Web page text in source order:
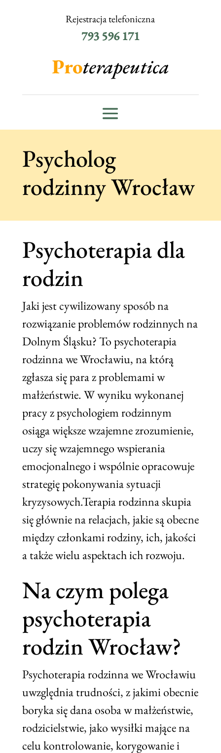
Rejestracja telefoniczna
793 596 171
Psycholog
rodzinny Wrocław
Psychoterapia dla
rodzin
Jaki jest cywilizowany sposób na
rozwiązanie problemów rodzinnych na
Dolnym Śląsku? To psychoterapia
rodzinna we Wrocławiu, na którą
zgłasza się para z problemami w
małżeństwie. W wyniku wykonanej
pracy z psychologiem rodzinnym
osiąga większe wzajemne zrozumienie,
uczy się wzajemnego wspierania
emocjonalnego i wspólnie opracowuje
strategię pokonywania sytuacji
kryzysowych.Terapia rodzinna skupia
się głównie na relacjach, jakie są obecne
między członkami rodziny, ich, jakości
a także wielu aspektach ich rozwoju.
Na czym polega
psychoterapia
rodzin Wrocław?
Psychoterapia rodzinna we Wrocławiu
uwzględnia trudności, z jakimi obecnie
boryka się dana osoba w małżeństwie,
rodzicielstwie, jako wysiłki mające na
celu kontrolowanie, korygowanie i